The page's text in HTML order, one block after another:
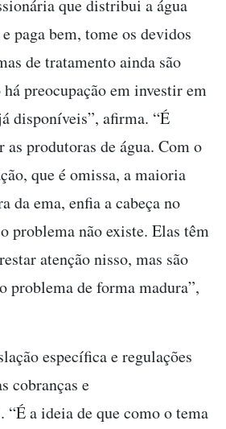
que distribui a água
paga bem, tome os devidos
de tratamento ainda são
preocupação em investir em
disponíveis”, afirma. “É
produtoras de água. Com o
que é omissa, a maioria
da ema, enfia a cabeça no
problema não existe. Elas têm
atenção nisso, mas são
problema de forma madura”,
específica e regulações
cobranças e
“É a ideia de que como o tema